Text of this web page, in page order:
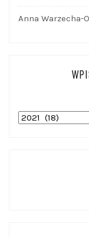
Anna Warzecha-
WPISY